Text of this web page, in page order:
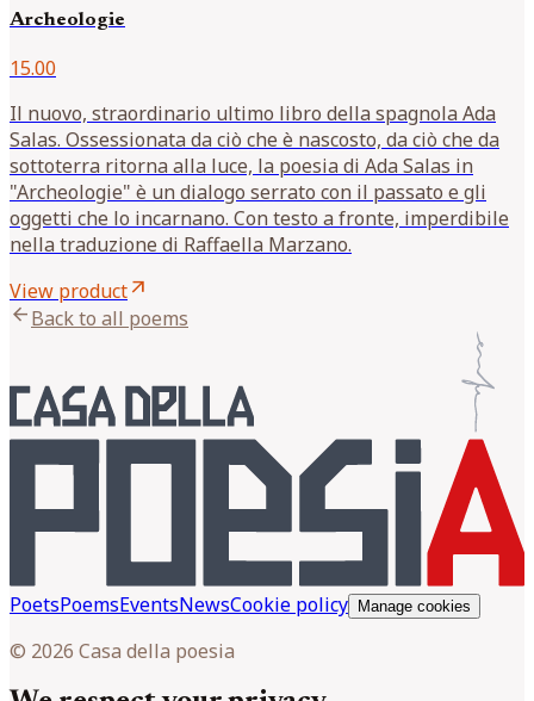
Archeologie
15.00
Il nuovo, straordinario ultimo libro della spagnola Ada
Salas. Ossessionata da ciò che è nascosto, da ciò che da
sottoterra ritorna alla luce, la poesia di Ada Salas in
"Archeologie" è un dialogo serrato con il passato e gli
oggetti che lo incarnano. Con testo a fronte, imperdibile
nella traduzione di Raffaella Marzano.
View productarrow_outward
arrow_backBack to all poems
PoetsPoemsEventsNewsCookie policy Manage cookies
© 2026 Casa della poesia